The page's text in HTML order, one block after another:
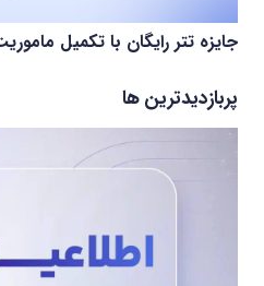
جایزه تتر رایگان با تکمیل
پربازدیدترین ها